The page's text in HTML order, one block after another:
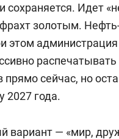
сохраняется. Идет
золотым.
этом
прямо сейчас, но
2027 года.
вариант — «мир,